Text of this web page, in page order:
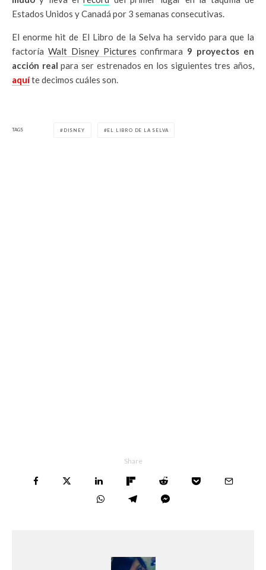
Estados Unidos y Canadá por 3 semanas consecutivas.
El enorme hit de El Libro de la Selva ha servido para que la
factoría Walt Disney Pictures confirmara 9 proyectos en
acción real para ser estrenados en los siguientes tres años,
aquíte decimos cuáles son.
TAGS DISNEY EL LIBRO DE LA SELVA
Share